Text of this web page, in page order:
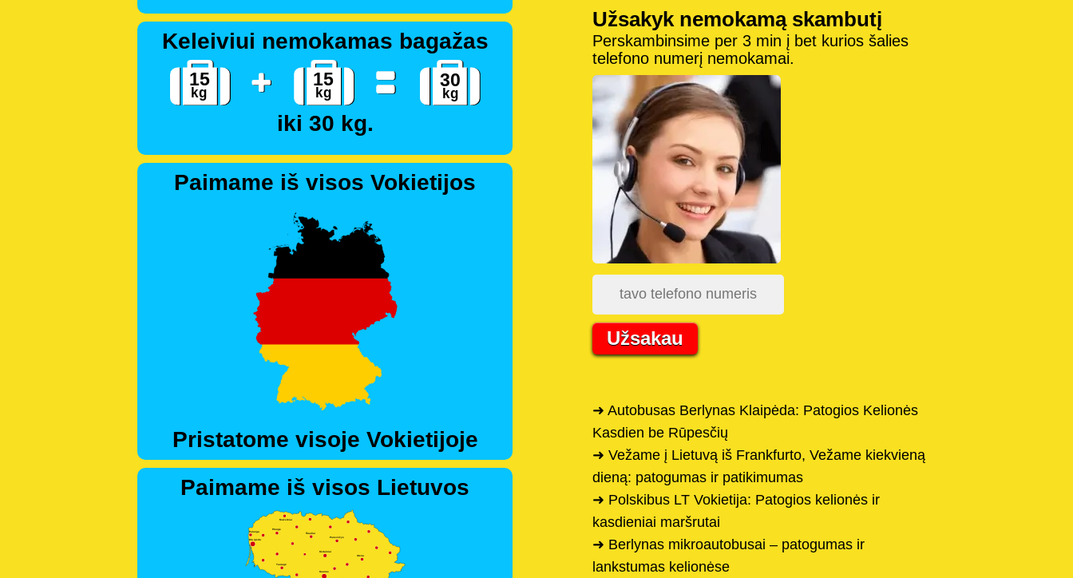
Keleiviui nemokamas bagažas
iki 30 kg.
Paimame iš visos Vokietijos
Pristatome visoje Vokietijoje
Paimame iš visos Lietuvos
Užsakyk nemokamą skambutį
Perskambinsime per 3 min į bet kurios šalies
telefono numerį nemokamai.
Užsakau
➜ Autobusas Berlynas Klaipėda: Patogios Kelionės
Kasdien be Rūpesčių
➜ Vežame į Lietuvą iš Frankfurto, Vežame kiekvieną
dieną: patogumas ir patikimumas
➜ Polskibus LT Vokietija: Patogios kelionės ir
kasdieniai maršrutai
➜ Berlynas mikroautobusai – patogumas ir
lankstumas kelionėse